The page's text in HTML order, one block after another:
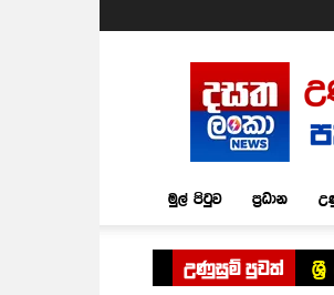
මුල් පිටුව ප්‍රධාන
උණුසුම් පුවත්